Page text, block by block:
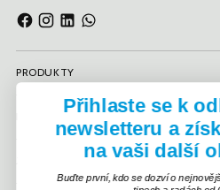
PRODUKTY
Přihlaste se k
newsletteru a
na vaši další
Buďte první, kdo se dozví o